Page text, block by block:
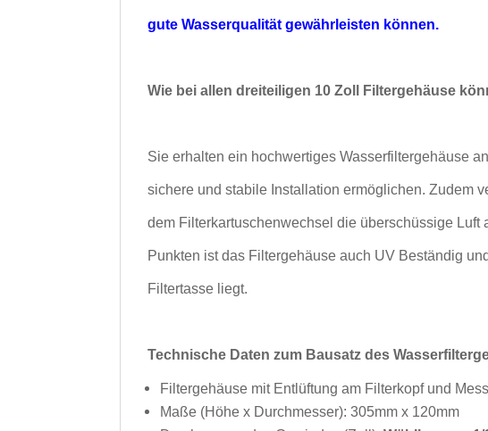
gute Wasserqualität gewährleisten können.
Wie bei allen dreiteiligen 10 Zoll Filtergehäuse
Sie erhalten ein hochwertiges Wasserfiltergehäuse
sichere und stabile Installation ermöglichen. Zudem
dem Filterkartuschenwechsel die überschüssige
Punkten ist das Filtergehäuse auch UV Beständig
Filtertasse liegt.
Technische Daten zum Bausatz des
Filtergehäuse mit Entlüftung am Filterkopf und
Maße (Höhe x Durchmesser): 305mm x 120mm